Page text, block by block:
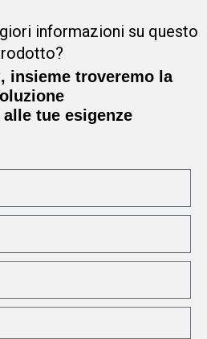
informazioni su questo
insieme troveremo la
tue esigenze